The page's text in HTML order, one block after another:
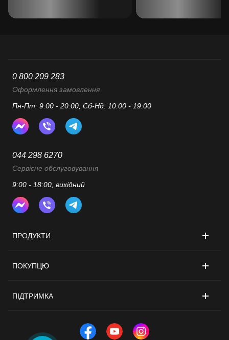
ПРОДУКТИ
ПОКУПЦЮ
ПІДТРИМКА
0 800 209 283
Оформлення замовлення
Пн-Пт: 9:00 - 20:00, Сб-Нд: 10:00 - 19:00
044 298 6270
Сервісне обслуговування
9:00 - 18:00, вихідний